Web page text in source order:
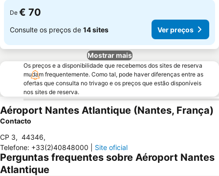
De € 70
Consulte os preços de 14 sites Ver preços
Mostrar mais
Os preços e a disponibilidade que recebemos dos sites de reserva
mudam frequentemente. Como tal, pode haver diferenças entre as
ofertas que consulta no trivago e os preços que estão disponíveis
nos sites de reserva.
Aéroport Nantes Atlantique (Nantes, França)
Contacto
CP 3, 44346,
Telefone: +33(2)40848000 Site oficial
Perguntas frequentes sobre Aéroport Nantes
Atlantique